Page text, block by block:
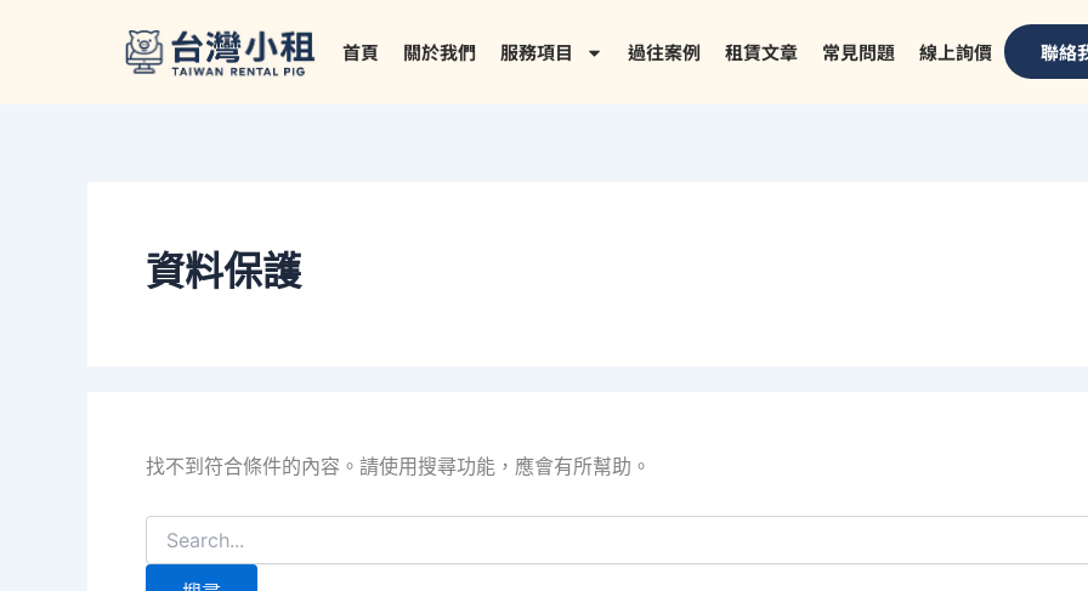
首頁 關於我們 服務項目 過往案例 租賃文章 常見問題 線上詢價 聯絡
資料保護
找不到符合條件的內容。請使用搜尋功能，應會有所幫助。
尋
關